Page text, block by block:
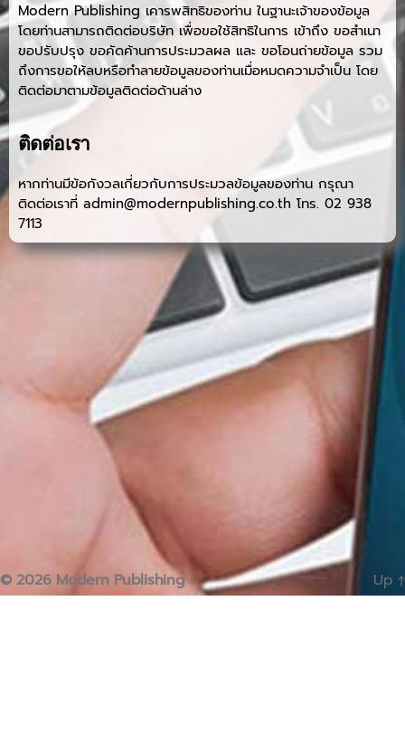
Modern Publishing เคารพสิทธิของท่าน ในฐานะเจ้าของข้อมูล
โดยท่านสามารถติดต่อบริษัท เพื่อขอใช้สิทธิในการ เข้าถึง ขอสำเนา
ขอปรับปรุง ขอคัดค้านการประมวลผล และ ขอโอนถ่ายข้อมูล รวม
ถึงการขอให้ลบหรือทำลายข้อมูลของท่านเมื่อหมดความจำเป็น โดย
ติดต่อมาตามข้อมูลติดต่อด้านล่าง
ติดต่อเรา
หากท่านมีข้อกังวลเกี่ยวกับการประมวลข้อมูลของท่าน กรุณา
ติดต่อเราที่ admin@modernpublishing.co.th โทร. 02 938
7113
© 2026 Modern Publishing Up ↑